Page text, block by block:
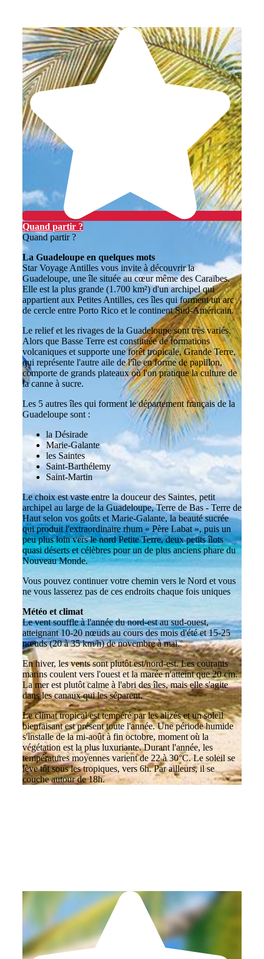
Quand partir ?
Quand partir ?
La Guadeloupe en quelques mots
Star Voyage Antilles vous invite à découvrir la
Guadeloupe, une île située au cœur même des Caraïbes.
Elle est la plus grande (1.700 km²) d'un archipel qui
appartient aux Petites Antilles, ces îles qui forment un arc
de cercle entre Porto Rico et le continent Sud-Américain.
Le relief et les rivages de la Guadeloupe sont très variés.
Alors que Basse Terre est constituée de formations
volcaniques et supporte une forêt tropicale, Grande Terre,
qui représente l'autre aile de l'île en forme de papillon,
comporte de grands plateaux où l'on pratique la culture de
la canne à sucre.
Les 5 autres îles qui forment le département français de la
Guadeloupe sont :
la Désirade
Marie-Galante
les Saintes
Saint-Barthélemy
Saint-Martin
Le choix est vaste entre la douceur des Saintes, petit
archipel au large de la Guadeloupe, Terre de Bas - Terre de
Haut selon vos goûts et Marie-Galante, la beauté sucrée
qui produit l'extraordinaire rhum « Père Labat », puis un
peu plus loin vers le nord Petite Terre, deux petits îlots
quasi déserts et célèbres pour un de plus anciens phare du
Nouveau Monde.
Vous pouvez continuer votre chemin vers le Nord et vous
ne vous lasserez pas de ces endroits chaque fois uniques
Météo et climat
Le vent souffle à l'année du nord-est au sud-ouest,
atteignant 10-20 nœuds au cours des mois d'été et 15-25
nœuds (20 à 35 km/h) de novembre à mai.
En hiver, les vents sont plutôt est/nord-est. Les courants
marins coulent vers l'ouest et la marée n'atteint que 20 cm.
La mer est plutôt calme à l'abri des îles, mais elle s'agite
dans les canaux qui les séparent.
Le climat tropical est tempéré par les alizés et un soleil
bienfaisant est présent toute l'année. Une période humide
s'installe de la mi-août à fin octobre, moment où la
végétation est la plus luxuriante. Durant l'année, les
températures moyennes varient de 22 à 30°C. Le soleil se
lève tôt sous les tropiques, vers 6h. Par ailleurs, il se
couche autour de 18h.